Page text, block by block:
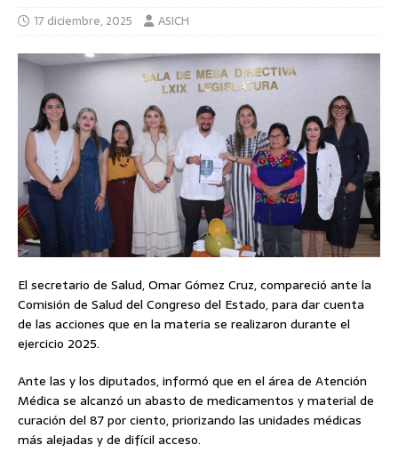
17 diciembre, 2025 ASICH
El secretario de Salud, Omar Gómez Cruz, compareció ante la
Comisión de Salud del Congreso del Estado, para dar cuenta
de las acciones que en la materia se realizaron durante el
ejercicio 2025.
Ante las y los diputados, informó que en el área de Atención
Médica se alcanzó un abasto de medicamentos y material de
curación del 87 por ciento, priorizando las unidades médicas
más alejadas y de difícil acceso.